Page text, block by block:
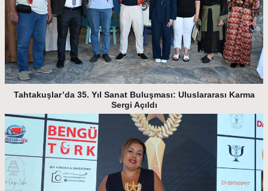
Tahtakuşlar’da 35. Yıl Sanat Buluşması: Uluslararası Karma
Sergi Açıldı